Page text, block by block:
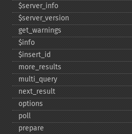
$server_​info
$server_​version
get_​warnings
$info
$insert_​id
more_​results
multi_​query
next_​result
options
poll
prepare